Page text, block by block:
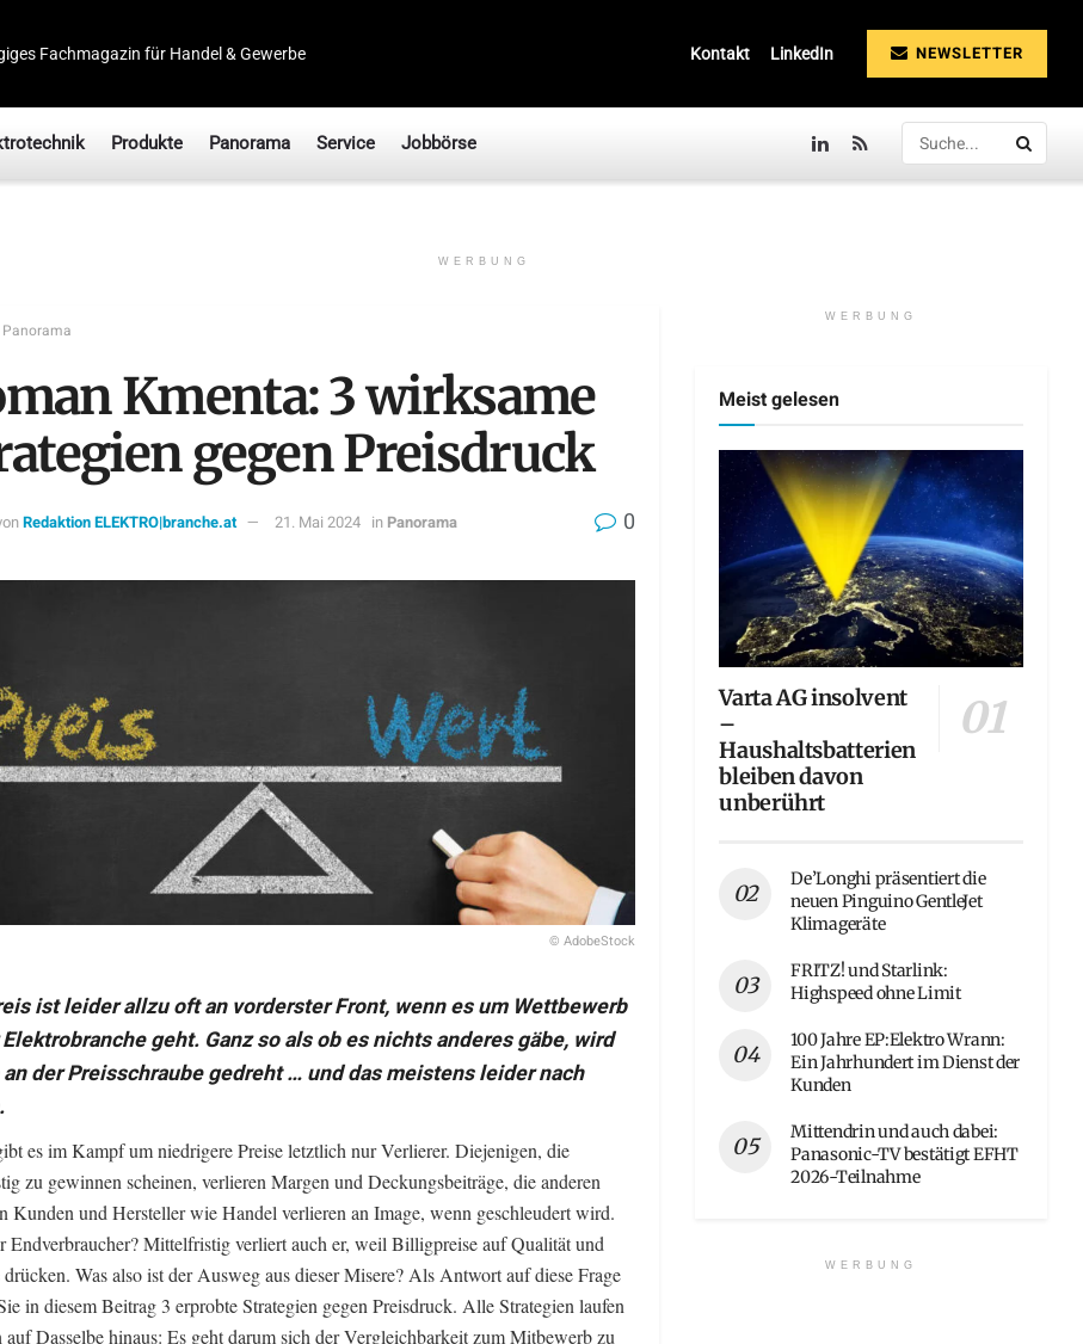
Fachmagazin für Handel & Gewerbe Kontakt LinkedIn NEWSLETTER
Produkte Panorama Service Jobbörse
WERBUNG
Panorama
Kmenta: 3 wirksame
gegen Preisdruck
Redaktion ELEKTRO|branche.at 21. Mai 2024 in Panorama 0
© AdobeStock
ist leider allzu oft an vorderster Front, wenn es um Wettbewerb
geht. Ganz so als ob es nichts anderes gäbe, wird
der Preisschraube gedreht … und das meistens leider nach
es im Kampf um niedrigere Preise letztlich nur Verlierer. Diejenigen, die
zu gewinnen scheinen, verlieren Margen und Deckungsbeiträge, die anderen
Kunden und Hersteller wie Handel verlieren an Image, wenn geschleudert wird.
Endverbraucher? Mittelfristig verliert auch er, weil Billigpreise auf Qualität und
Was also ist der Ausweg aus dieser Misere? Als Antwort auf diese Frage
in diesem Beitrag 3 erprobte Strategien gegen Preisdruck. Alle Strategien laufen
auf Dasselbe hinaus: Es geht darum sich der Vergleichbarkeit zum Mitbewerb zu
WERBUNG
Meist gelesen
Varta AG insolvent
–
Haushaltsbatterien
bleiben davon
unberührt
De’Longhi präsentiert die
neuen Pinguino GentleJet
Klimageräte
FRITZ! und Starlink:
Highspeed ohne Limit
100 Jahre EP:Elektro Wrann:
Ein Jahrhundert im Dienst der
Kunden
Mittendrin und auch dabei:
Panasonic-TV bestätigt EFHT
2026-Teilnahme
WERBUNG